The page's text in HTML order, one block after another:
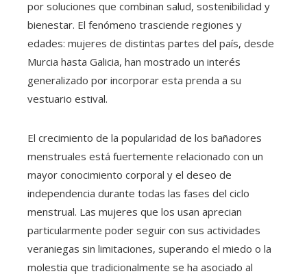
por soluciones que combinan salud, sostenibilidad y
bienestar. El fenómeno trasciende regiones y
edades: mujeres de distintas partes del país, desde
Murcia hasta Galicia, han mostrado un interés
generalizado por incorporar esta prenda a su
vestuario estival.
El crecimiento de la popularidad de los bañadores
menstruales está fuertemente relacionado con un
mayor conocimiento corporal y el deseo de
independencia durante todas las fases del ciclo
menstrual. Las mujeres que los usan aprecian
particularmente poder seguir con sus actividades
veraniegas sin limitaciones, superando el miedo o la
molestia que tradicionalmente se ha asociado al